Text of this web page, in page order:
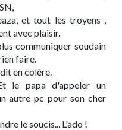
et tout les troyens ,
avec plaisir.
communiquer soudain
faire.
en colère.
le papa d'appeler un
autre pc pour son cher
le soucis... L'ado !